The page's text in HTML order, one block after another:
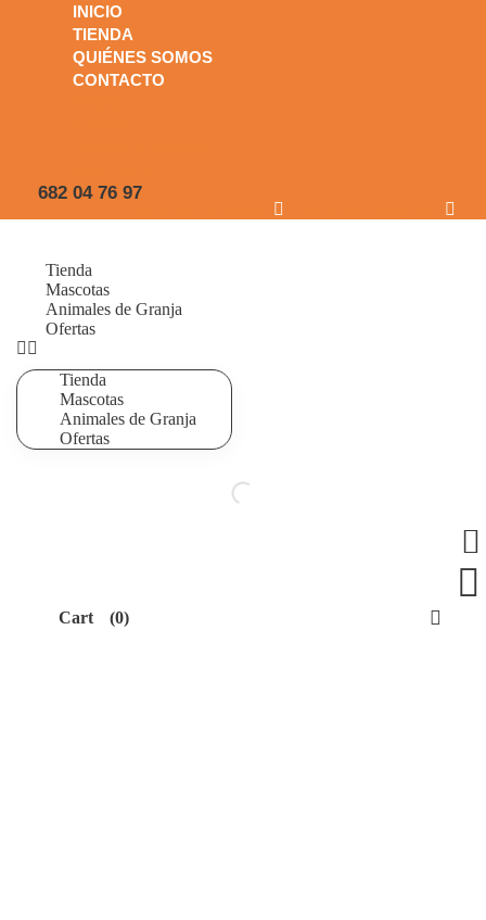
INICIO
TIENDA
QUIÉNES SOMOS
CONTACTO
682 04 76 97
Tienda
Mascotas
Animales de Granja
Ofertas
Tienda
Mascotas
Animales de Granja
Ofertas
Cart (0)